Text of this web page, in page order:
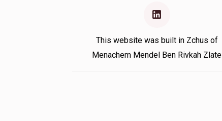
This website was built in Zchus of
Menachem Mendel Ben Rivkah Zlate